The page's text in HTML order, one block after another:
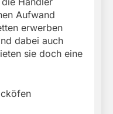
Aufwand
erwerben
dabei auch
sie doch eine